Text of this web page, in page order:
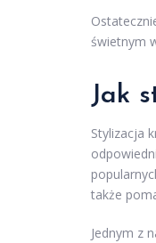
świetnym
Jak
Stylizacja
także
Jednym z